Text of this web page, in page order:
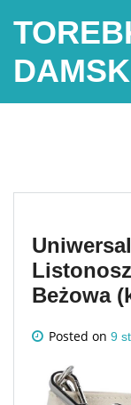
Beżowa
Posted on 9